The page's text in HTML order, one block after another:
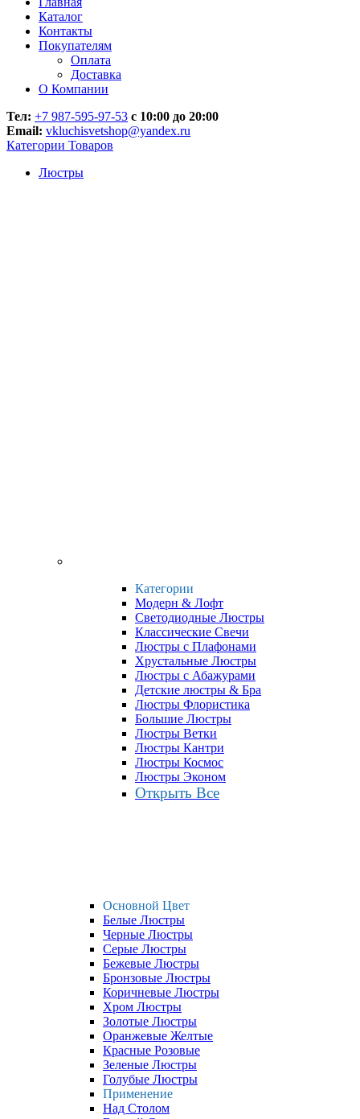
Каталог
Контакты
Покупателям
Оплата
Доставка
О Компании
Тел: +7 987-595-97-53 с 10:00 до 20:00
Email: vkluchisvetshop@yandex.ru
Категории Товаров
Люстры
Категории
Модерн & Лофт
Светодиодные Люстры
Классические Свечи
Люстры с Плафонами
Хрустальные Люстры
Люстры с Абажурами
Детские люстры & Бра
Люстры Флористика
Большие Люстры
Люстры Ветки
Люстры Кантри
Люстры Космос
Люстры Эконом
Открыть Все
Основной Цвет
Белые Люстры
Черные Люстры
Серые Люстры
Бежевые Люстры
Бронзовые Люстры
Коричневые Люстры
Хром Люстры
Золотые Люстры
Оранжевые Желтые
Красные Розовые
Зеленые Люстры
Голубые Люстры
Применение
Над Столом